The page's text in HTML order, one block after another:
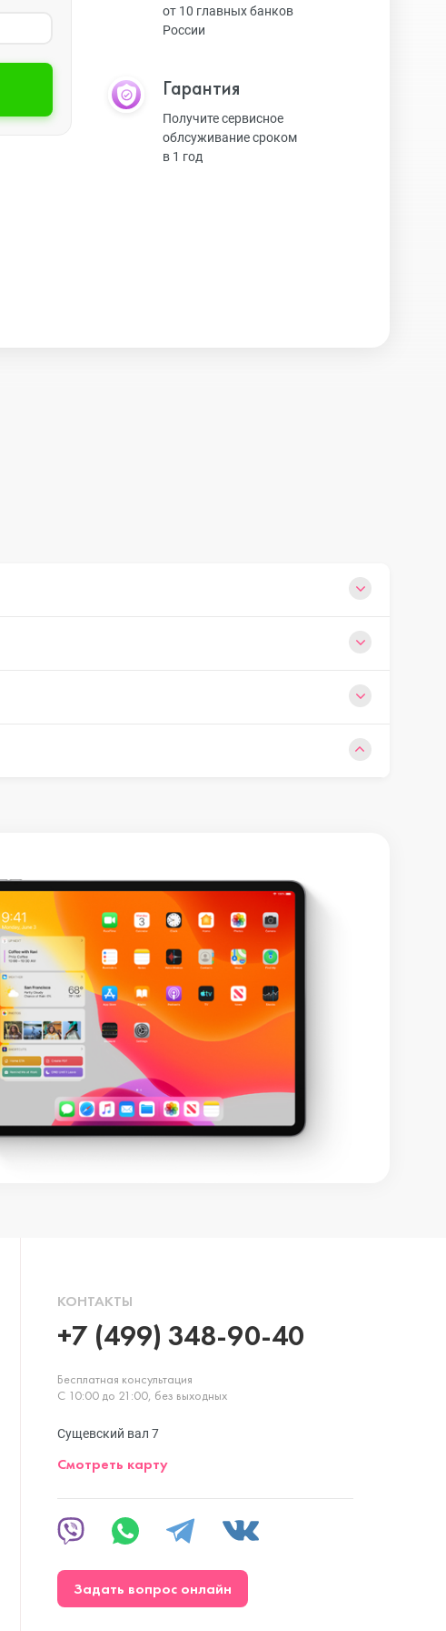
от 10 главных банков
России
Гарантия
Получите сервисное
облсуживание сроком
в 1 год
КОНТАКТЫ
+7 (499) 348-90-40
Бесплатная консультация
С 10:00 до 21:00, без выходных
Сущевский вал 7
Смотреть карту
Задать вопрос онлайн